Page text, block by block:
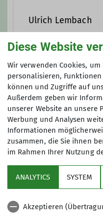
Ulrich Lembach
0151-5076
Kontakt
Ämter
Vortragswart
Unsere
Schützenheim
Ortsstraße
89312
Nützliche Links
Diese Website
Wir verwenden Cookies,
personalisieren,
können und Zugriffe auf
Außerdem geben wir
unserer Website an unsere
Werbung und Analysen
Informationen
zusammen, die Sie ihnen
im Rahmen Ihrer Nutzung
ANALYTICS SYSTEM
Akzeptieren